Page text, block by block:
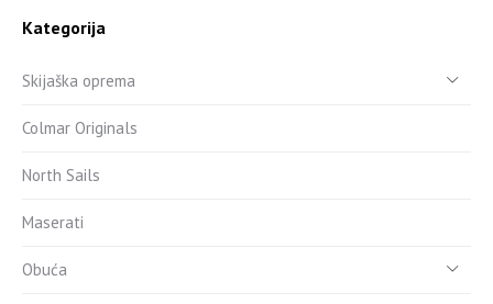
Kategorija
Skijaška oprema
Colmar Originals
North Sails
Maserati
Obuća